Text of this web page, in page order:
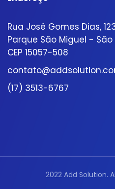
Rua José Gomes Dias,
Parque São Miguel - São
CEP 15057-508
(17) 3513-6767
2022 Add Solution.